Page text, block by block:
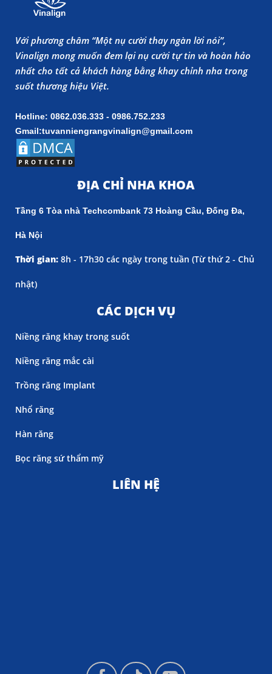
Với phương châm “Một nụ cười thay ngàn lời nói”,
Vinalign mong muốn đem lại nụ cười tự tin và hoàn hảo
nhất cho tất cả khách hàng bằng khay chỉnh nha trong
suốt thương hiệu Việt.
Hotline: 0862.036.333 - 0986.752.233
Gmail:tuvanniengrangvinalign@gmail.com
ĐỊA CHỈ NHA KHOA
Tầng 6 Tòa nhà Techcombank 73 Hoàng Cầu, Đống Đa,
Hà Nội
Thời gian: 8h - 17h30 các ngày trong tuần (Từ thứ 2 - Chủ
nhật)
CÁC DỊCH VỤ
Niềng răng khay trong suốt
Niềng răng mắc cài
Trồng răng Implant
Nhổ răng
Hàn răng
Bọc răng sứ thẩm mỹ
LIÊN HỆ